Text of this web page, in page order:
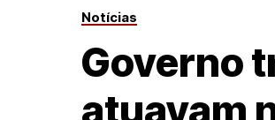
Notícias
Governo
atuavam